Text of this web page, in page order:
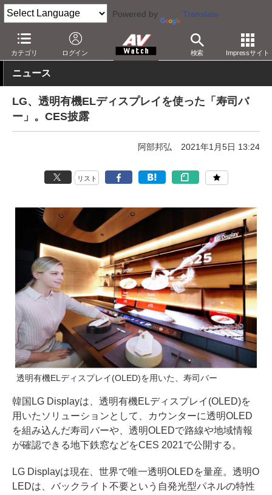
Powered by Translate
カテゴリ ログイン 検索 Impressサイト
AV Watch イベント 2021
ニュース
LG、透明有機ELディスプレイを使った「寿司バ
ー」。CES披露
阿部邦弘 2021年1月5日 13:24
リスト
透明有機ELディスプレイ(OLED)を用いた、寿司バー
韓国LG Displayは、透明有機ELディスプレイ(OLED)を
用いたソリューションとして、カウンターに透明OLED
を組み込んだ寿司バーや、透明OLEDで路線や地域情報
が確認できる地下鉄窓などをCES 2021で公開する。
LG Displayは現在、世界で唯一透明OLEDを量産。透明O
LEDは、バックライト不要という自発光型パネルの特性